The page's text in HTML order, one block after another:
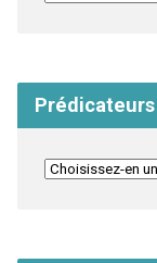
Prédicateurs